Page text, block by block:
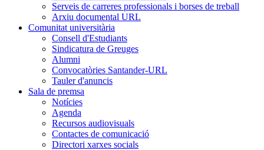
Serveis de carreres professionals i borses de treball
Arxiu documental URL
Comunitat universitària
Consell d'Estudiants
Sindicatura de Greuges
Alumni
Convocatòries Santander-URL
Tauler d'anuncis
Sala de premsa
Notícies
Agenda
Recursos audiovisuals
Contactes de comunicació
Directori xarxes socials